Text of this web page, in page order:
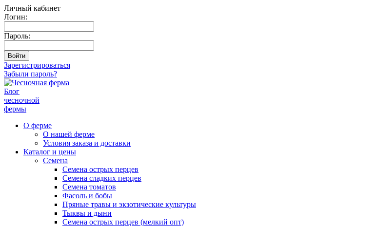
Личный кабинет
Логин:
Пароль:
Зарегистрироваться
Забыли пароль?
Блог
чесночной
фермы
О ферме
О нашей ферме
Условия заказа и доставки
Каталог и цены
Семена
Семена острых перцев
Семена сладких перцев
Семена томатов
Фасоль и бобы
Пряные травы и экзотические культуры
Тыквы и дыни
Семена острых перцев (мелкий опт)